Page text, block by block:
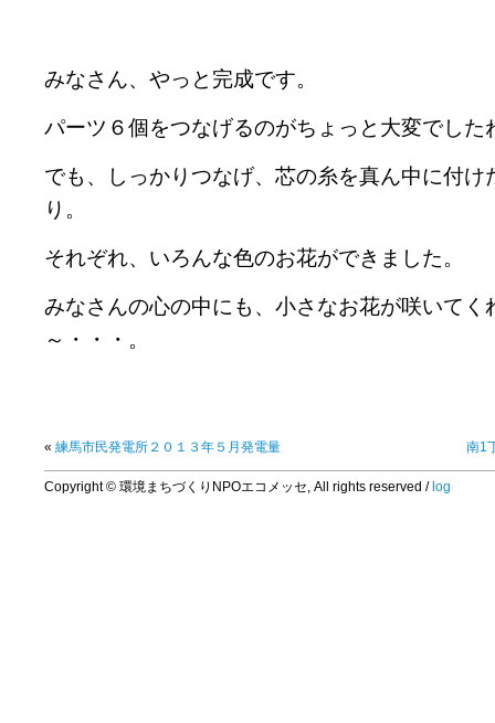
みなさん、やっと完成です。
パーツ６個をつなげるのがちょっと大変でした
でも、しっかりつなげ、芯の糸を真ん中に付け
り。
それぞれ、いろんな色のお花ができました。
みなさんの心の中にも、小さなお花が咲いてく
～・・・。
« 練馬市民発電所２０１３年５月発電量 南1
Copyright © 環境まちづくりNPOエコメッセ, All rights reserved / log